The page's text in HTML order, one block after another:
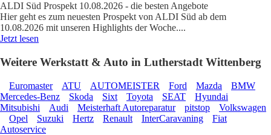
ALDI Süd Prospekt 10.08.2026 - die besten Angebote
Hier geht es zum neuesten Prospekt von ALDI Süd ab dem
10.08.2026 mit unseren Highlights der Woche....
Jetzt lesen
Weitere Werkstatt & Auto in Lutherstadt Wittenberg
Euromaster ATU AUTOMEISTER Ford Mazda
BMW
Mercedes-Benz
Skoda Sixt Toyota SEAT
Hyundai
Mitsubishi
Audi Meisterhaft Autoreparatur pitstop
Volkswagen
Opel
Suzuki Hertz Renault InterCaravaning
Fiat
Autoservice